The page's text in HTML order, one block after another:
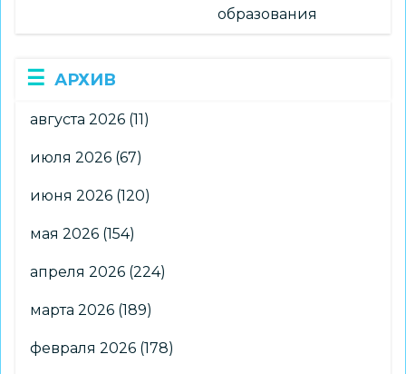
образования
АРХИВ
августа 2026 (11)
июля 2026 (67)
июня 2026 (120)
мая 2026 (154)
апреля 2026 (224)
марта 2026 (189)
февраля 2026 (178)